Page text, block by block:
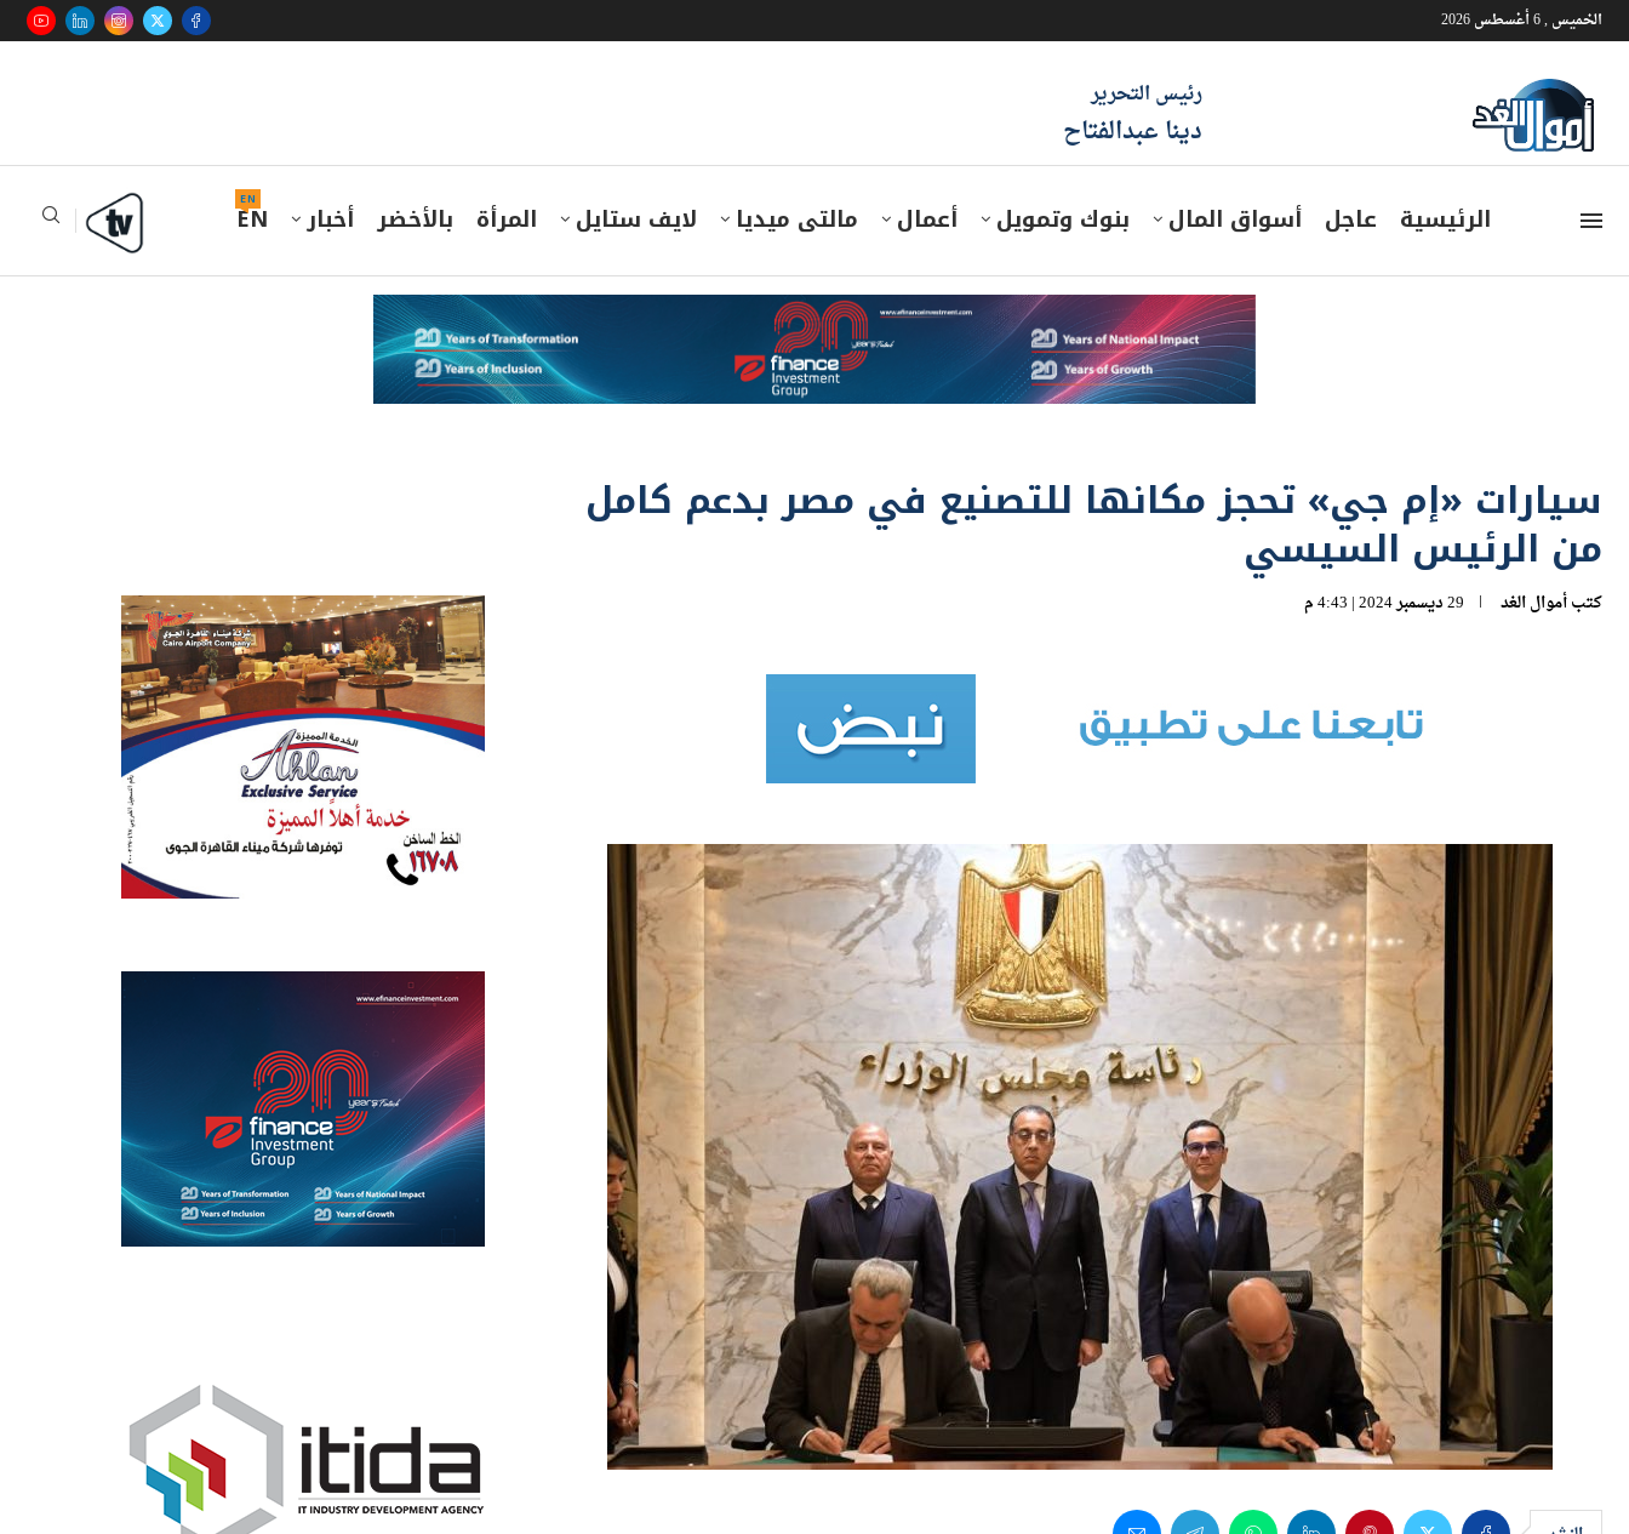
الخميس , 6 أغسطس 2026
رئيس التحرير
دينا عبدالفتاح
سيارات «إم جي» تحجز مكانها للتصنيع في مصر بدعم كامل
من الرئيس السيسي